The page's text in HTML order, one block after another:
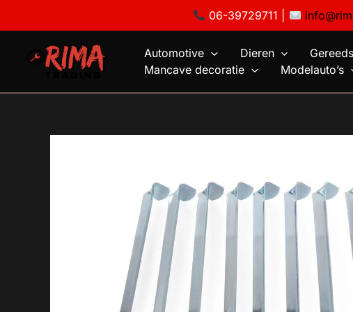
06-39729711 |
inhoud
Automotive Dieren
Mancave decoratie
Modelauto’s